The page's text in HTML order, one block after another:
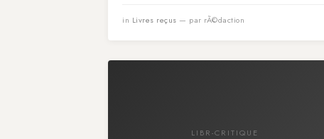
in Livres reçus — par rÃ©daction
LIBR-CRITIQUE